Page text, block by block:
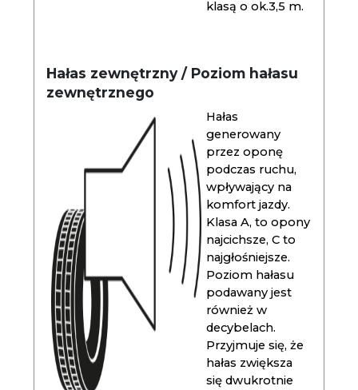
klasą o ok.3,5 m.
Hałas zewnętrzny / Poziom hałasu
zewnętrznego
Hałas
generowany
przez oponę
podczas ruchu,
wpływający na
komfort jazdy.
Klasa A, to opony
najcichsze, C to
najgłośniejsze.
Poziom hałasu
podawany jest
również w
decybelach.
Przyjmuje się, że
hałas zwiększa
się dwukrotnie